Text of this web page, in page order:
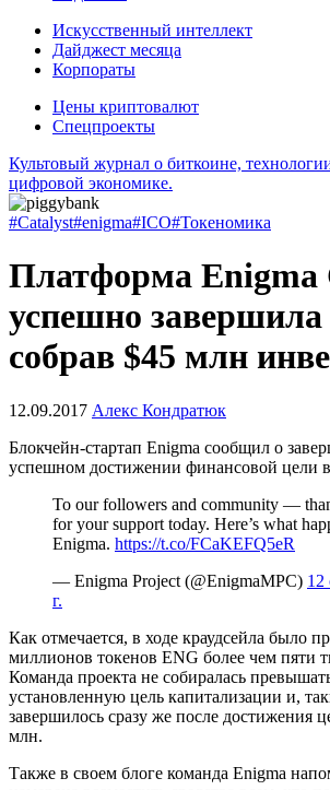
Искусственный интеллект
Дайджест месяца
Корпораты
Цены криптовалют
Спецпроекты
Культовый журнал о биткоине,
цифровой экономике.
#Catalyst#enigma#ICO#Токеномика
Платформа Enigma
успешно
собрав $45 млн
12.09.2017 Алекс Кондратюк
Блокчейн-стартап Enigma сообщил о
успешном достижении финансовой цели
To our followers and community —
for your support today. Here’s what
Enigma. https://t.co/FCaKEFQ5eR
— Enigma Project (@EnigmaMPC) 12
г.
Как отмечается, в ходе краудсейла было
миллионов токенов ENG более чем пяти
Команда проекта не собиралась
установленную цель капитализации и,
завершилось сразу же после достижения
млн.
Также в своем блоге команда Enigma